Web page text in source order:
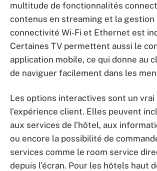
multitude de fonctionnalités
contenus en streaming et la gestion
connectivité Wi-Fi et Ethernet est
Certaines TV permettent aussi le
application mobile, ce qui donne au
de naviguer facilement dans les
Les options interactives sont un vrai
l’expérience client. Elles peuvent
aux services de l’hôtel, aux
ou encore la possibilité de
services comme le room service
depuis l’écran. Pour les hôtels haut